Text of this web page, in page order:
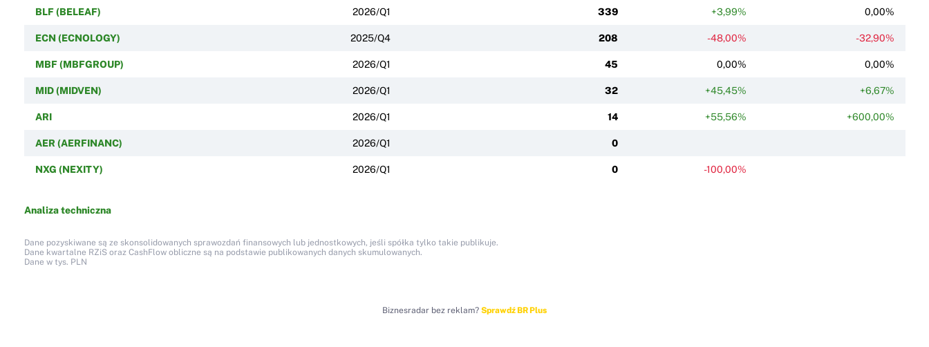
BLF (BELEAF) 2026/Q1 339 +3,99% 0,00%
ECN (ECNOLOGY) 2025/Q4 208 -48,00% -32,90%
MBF (MBFGROUP) 2026/Q1 45 0,00% 0,00%
MID (MIDVEN) 2026/Q1 32 +45,45% +6,67%
ARI 2026/Q1 14 +55,56% +600,00%
AER (AERFINANC) 2026/Q1 0
NXG (NEXITY) 2026/Q1 0 -100,00%
Analiza techniczna
Dane pozyskiwane są ze skonsolidowanych sprawozdań finansowych lub jednostkowych, jeśli spółka tylko takie publikuje.
Dane kwartalne RZiS oraz CashFlow obliczne są na podstawie publikowanych danych skumulowanych.
Dane w tys. PLN
Biznesradar bez reklam? Sprawdź BR Plus